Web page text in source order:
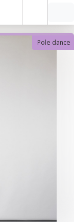
Pole dance